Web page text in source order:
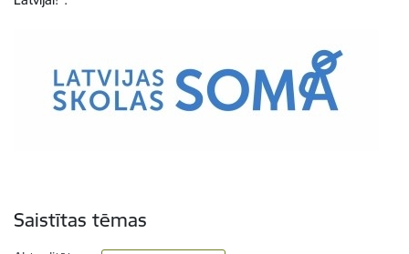
Saistītas tēmas